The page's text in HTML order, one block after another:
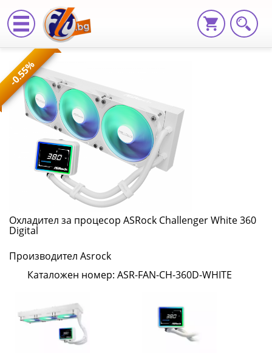
Охладител
за
процесор
ASRock
Challenger
White
360
Digital
FAN-
360D-
WHITE
-0.55%
Охладител за процесор ASRock Challenger White 360
Digital
Производител Asrock
Каталожен номер: ASR-FAN-CH-360D-WHITE